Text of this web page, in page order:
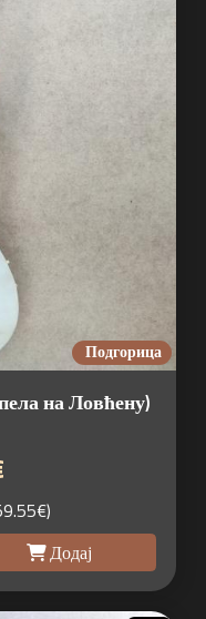
Подгорица
на Ловћену)
Додај